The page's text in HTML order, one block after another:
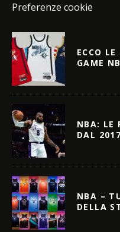
Preferenze cookie
ECCO
GAME
NBA: LE
DAL
NBA –
DELLA